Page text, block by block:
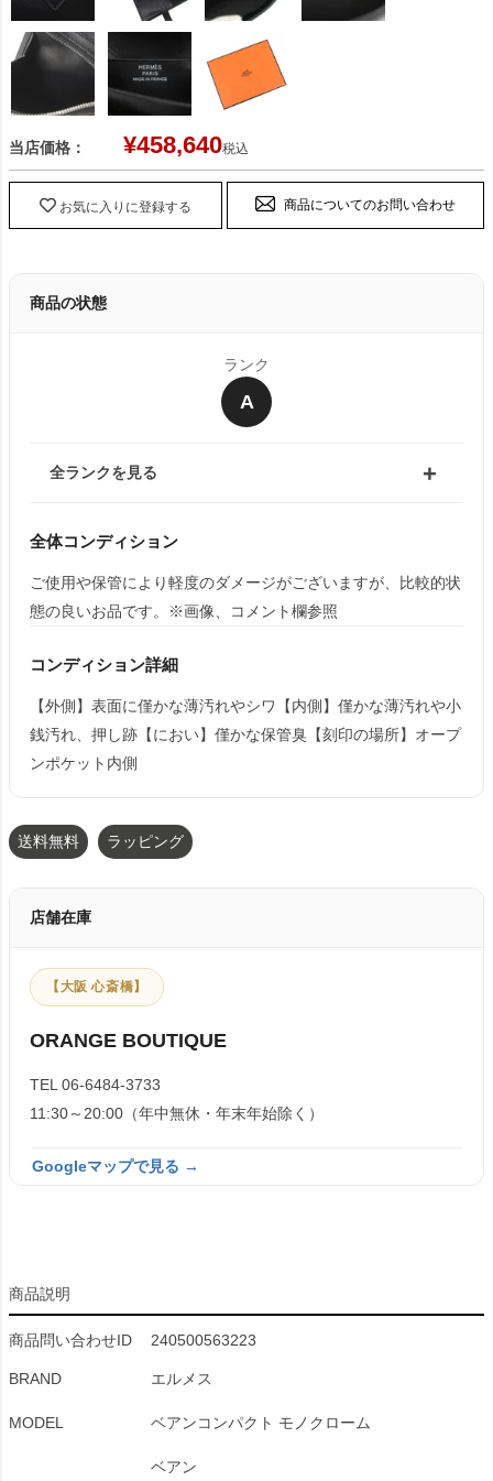
当店価格： ¥458,640税込
お気に入りに登録する 商品についてのお問い合わせ
商品の状態
ランク
A
全ランクを見る
全体コンディション
ご使用や保管により軽度のダメージがございますが、比較的状
態の良いお品です。※画像、コメント欄参照
コンディション詳細
【外側】表面に僅かな薄汚れやシワ【内側】僅かな薄汚れや小
銭汚れ、押し跡【におい】僅かな保管臭【刻印の場所】オープ
ンポケット内側
送料無料 ラッピング
店舗在庫
【大阪 心斎橋】
ORANGE BOUTIQUE
TEL 06-6484-3733
11:30～20:00（年中無休・年末年始除く）
Googleマップで見る →
商品説明
商品問い合わせID 240500563223
BRAND エルメス
MODEL ベアンコンパクト モノクローム
ベアン